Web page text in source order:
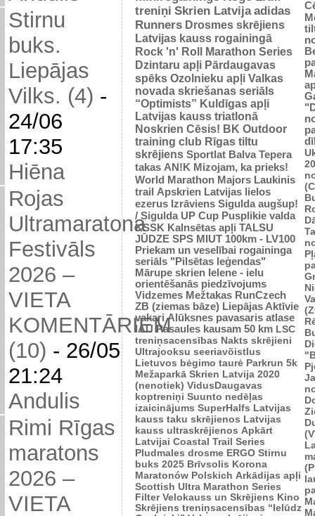
Stirnu
buks.
Liepājas
Vilks. (4) -
24/06
17:35
Hiēna
Rojas
Ultramaratona
Festivāls
2026 –
VIETA
KOMENTĀRIEM
(10) - 26/05
21:24
Andulis
Rimi Rīgas
maratons
2026 –
VIETA
treniņi Skrien Latvija adidas
Runners Drosmes skrējiens
Latvijas kauss rogainingā
Rock 'n' Roll Marathon Series
Dzintaru apļi Pārdaugavas
spēks Ozolnieku apļi Valkas
novada skriešanas seriāls
“Optimists” Kuldīgas apļi
Latvijas kauss triatlonā
Noskrien Cēsis! BK Outdoor
training club Rīgas tiltu
skrējiens Sportlat Balva Tepera
takas AN!K Mizojam, ka prieks!
World Marathon Majors Laukinis
trail Apskrien Latvijas lielos
ezerus Izrāviens Sigulda augšup!
/ Sigulda UP Cup Pusplikie valda
KSSK Kalnsētas apļi TALSU
JŪDZE SPS MIUT 100km - LV100
Priekam un veselībai rogaininga
seriāls "Pilsētas leģendas"
Mārupe skrien Ielene - ielu
orientēšanās piedzīvojums
Vidzemes Mežtakas RunCzech
ZB (ziemas bāze) Liepājas Aktīvie
vakari Alūksnes pavasaris atlase
IAU Pasaules kausam 50 km LSC
treniņsacensības Nakts skrējieni
Ultrajooksu seeriavõistlus
Lietuvos bėgimo taurė Parkrun 5k
Mežaparkā Skrien Latvija 2020
(nenotiek) VidusDaugavas
koptreniņi Suunto nedēļas
izaicinājums SuperHalfs Latvijas
kauss taku skrējienos Latvijas
kauss ultraskrējienos Apkārt
Latvijai Coastal Trail Series
Pludmales drosme ERGO Stirnu
buks 2025 Brīvsolis Korona
Maratonów Polskich Arkādijas apļi
Scottish Ultra Marathon Series
Filter Velokauss un Skrējiens Kino
Skrējiens treniņsacensības “Ielūdz